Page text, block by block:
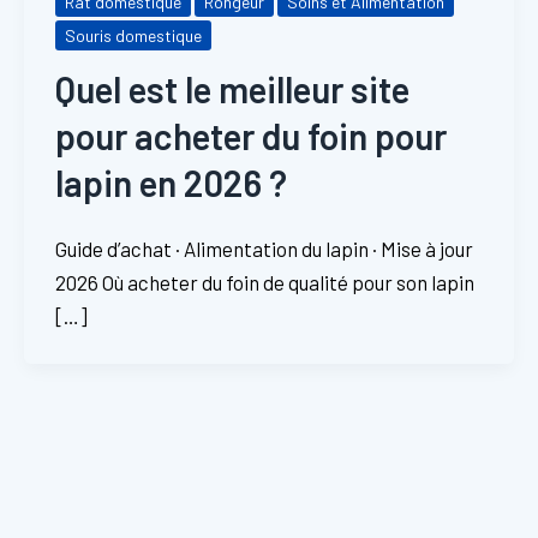
Souris domestique
Quel est le meilleur site
pour acheter du foin pour
lapin en 2026 ?
Guide d’achat · Alimentation du lapin · Mise à jour
2026 Où acheter du foin de qualité pour son lapin
[…]